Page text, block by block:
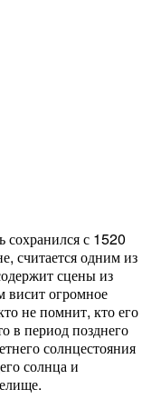
сохранился с 1520
считается одним из
сцены из
висит огромное
не помнит, кто его
в период позднего
солнцестояния
солнца и